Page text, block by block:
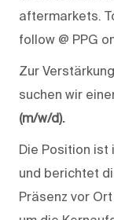
aftermarkets.
follow @ PPG
Zur
suchen wir
(m/w/d).
Die Position ist
und berichtet
Präsenz vor